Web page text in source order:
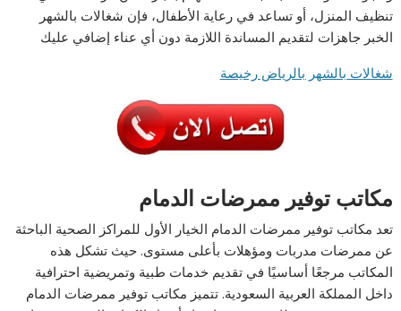
تنظيف المنزل، أو تساعد في رعاية الأطفال، فإن شغالات بالشهر
الخبر جاهزات لتقديم المساندة اللازمة دون أي عناء إضافي عليك
شغالات بالشهر بالرياض رخيصة
مكاتب توفير ممرضات الدمام
تعد مكاتب توفير ممرضات الدمام الخيار الأول للمراكز الصحية الباحثة
عن ممرضات مدربات ومؤهلات بأعلى مستوى. حيث تشكل هذه
المكاتب مرجعًا أساسيًا في تقديم خدمات طبية وتمريضية احترافية
داخل المملكة العربية السعودية. تتميز مكاتب توفير ممرضات الدمام